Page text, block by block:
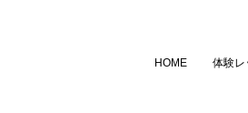
HOME 体験レ